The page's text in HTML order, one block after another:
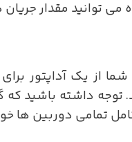
که شما از یک آداپتور
دوربین های استفاده نمایید.
تمامی دوربین ها